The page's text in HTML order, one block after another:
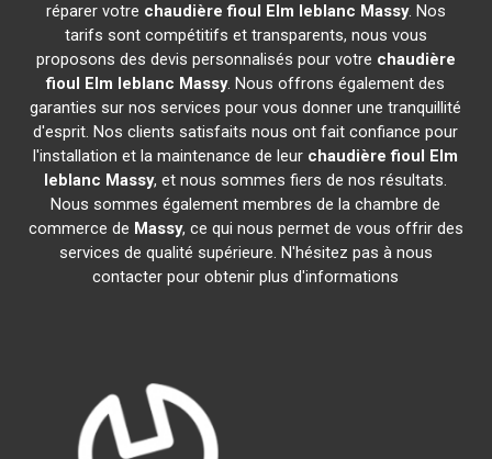
réparer votre chaudière fioul Elm leblanc Massy. Nos
tarifs sont compétitifs et transparents, nous vous
proposons des devis personnalisés pour votre chaudière
fioul Elm leblanc Massy. Nous offrons également des
garanties sur nos services pour vous donner une tranquillité
d'esprit. Nos clients satisfaits nous ont fait confiance pour
l'installation et la maintenance de leur chaudière fioul Elm
leblanc Massy, et nous sommes fiers de nos résultats.
Nous sommes également membres de la chambre de
commerce de Massy, ce qui nous permet de vous offrir des
services de qualité supérieure. N'hésitez pas à nous
contacter pour obtenir plus d'informations